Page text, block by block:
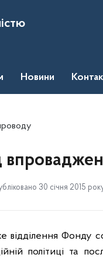
Новини
30 січня 2015
Фонду
політиці та